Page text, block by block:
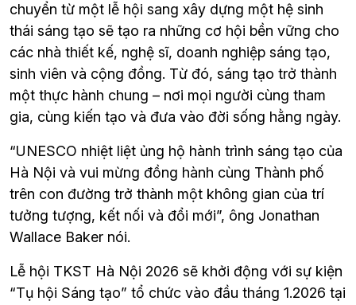
chuyển từ một lễ hội sang xây dựng một hệ sinh
thái sáng tạo sẽ tạo ra những cơ hội bền vững cho
các nhà thiết kế, nghệ sĩ, doanh nghiệp sáng tạo,
sinh viên và cộng đồng. Từ đó, sáng tạo trở thành
một thực hành chung – nơi mọi người cùng tham
gia, cùng kiến tạo và đưa vào đời sống hằng ngày.
“UNESCO nhiệt liệt ủng hộ hành trình sáng tạo của
Hà Nội và vui mừng đồng hành cùng Thành phố
trên con đường trở thành một không gian của trí
tưởng tượng, kết nối và đổi mới”, ông Jonathan
Wallace Baker nói.
Lễ hội TKST Hà Nội 2026 sẽ khởi động với sự kiện
“Tụ hội Sáng tạo” tổ chức vào đầu tháng 1.2026 tại